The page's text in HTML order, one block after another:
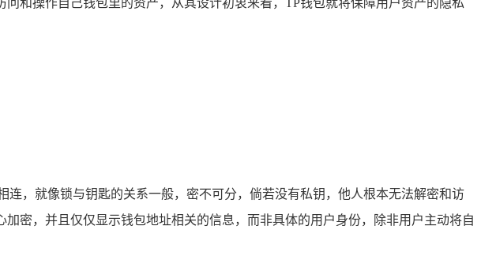
，就像锁与钥匙的关系一般，密不可分，倘若没有私钥，他人根本无法解密和访
密，并且仅仅显示钱包地址相关的信息，而非具体的用户身份，除非用户主动将自